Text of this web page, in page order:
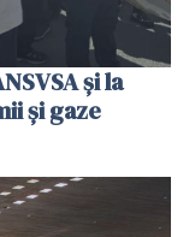
și la
și gaze